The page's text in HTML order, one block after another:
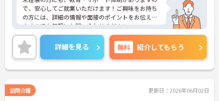
で、安心してご就業いただけます！ご興味をお持ち
の方には、詳細の情報や面接のポイントをお伝えし
ますのでお気軽にお問い合わせください。
詳細を見る 無料 紹介してもらう
訪問介護 更新日：2026年06月02日